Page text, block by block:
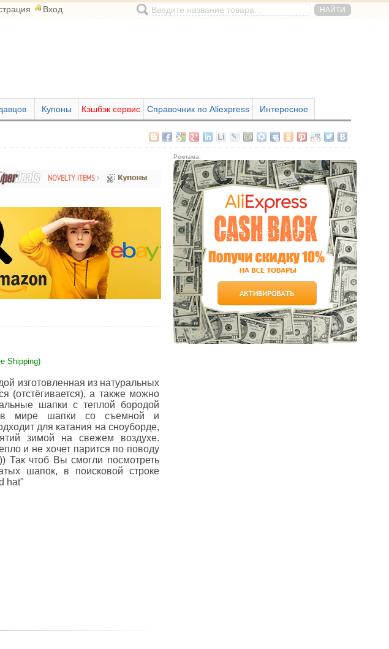
Вход
Купоны Кэшбэк сервис Справочник по Aliexpress Интересное
Shipping)
изготовленная из натуральных
(отстёгивается), а также можно
шапки с теплой бородой
мире шапки со съемной и
для катания на сноуборде,
зимой на свежем воздухе.
и не хочет парится по поводу
Так чтоб Вы смогли посмотреть
шапок, в поисковой строке
hat"
Реклама: